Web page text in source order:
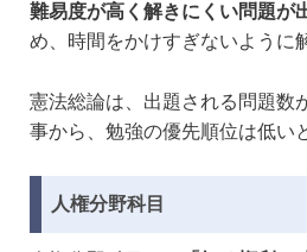
難易度が高く解きにくい問題が
め、時間をかけすぎないように
憲法総論は、出題される問題数
事から、勉強の優先順位は低い
人権分野科目